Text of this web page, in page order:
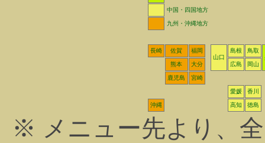
中国・四国地方
九州・沖縄地方
長崎 佐賀
福岡
山口
島根
鳥取
熊本
大分 広島 岡山
鹿児島 宮崎
愛媛 香川
沖縄 高知 徳島
※ メニュー先より、